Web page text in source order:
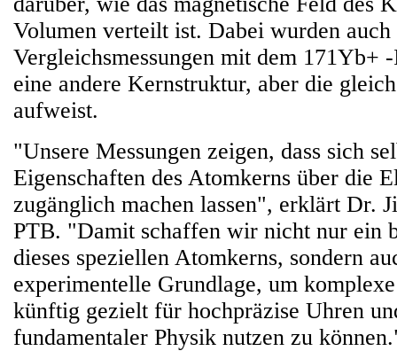
Volumen verteilt ist. Dabei wurden auch
Vergleichsmessungen mit dem 171Yb+
eine andere Kernstruktur, aber die
aufweist.
"Unsere Messungen zeigen, dass sich
Eigenschaften des Atomkerns über die
zugänglich machen lassen", erklärt Dr.
PTB. "Damit schaffen wir nicht nur ein
dieses speziellen Atomkerns, sondern
experimentelle Grundlage, um
künftig gezielt für hochpräzise Uhren
fundamentaler Physik nutzen zu